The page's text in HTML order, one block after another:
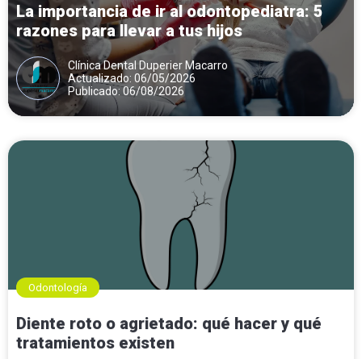
La importancia de ir al odontopediatra: 5
razones para llevar a tus hijos
Clínica Dental Duperier Macarro
Actualizado: 06/05/2026
Publicado: 06/08/2026
Odontología
Diente roto o agrietado: qué hacer y qué
tratamientos existen